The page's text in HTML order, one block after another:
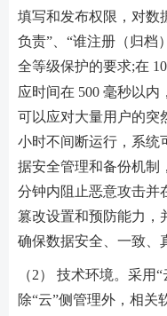
填写和发布权限，对数
负责”、“谁注册（归档
全等级保护的要求;在
应时间在 500 毫秒以内
可以应对大量用户的突
小时不间断运行，系统
据安全管理和备份机制
分钟内阻止恶意攻击并
篡改设置和预防能力，
确保数据安全、一致、
（2） 技术环境。采用
除“云”侧管理外，相关